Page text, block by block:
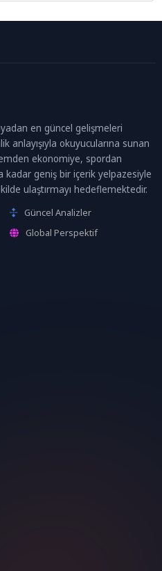
en güncel gelişmeleri
anlayışıyla okuyucularına sunan
ekonomiye, spordan
geniş bir içerik yelpazesiyle
ulaştırmayı hedeflemektedir.
Güncel Analizler
Global Perspektif